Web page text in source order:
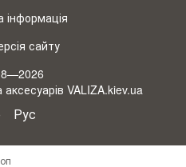
інформація
сайту
VALIZA.kiev.ua
Рус